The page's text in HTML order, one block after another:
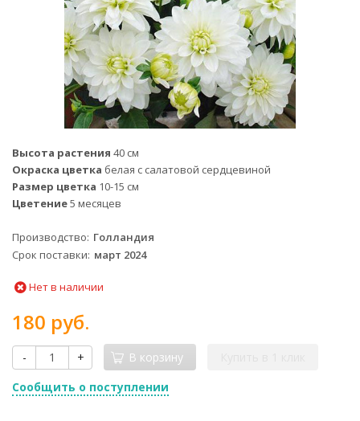
Высота растения 40 см
Окраска цветка белая с салатовой сердцевиной
Размер цветка 10-15 см
Цветение5 месяцев
Производство Голландия
Срок поставки март 2024
Нет в наличии
180 руб.
- + В корзину
Сообщить о поступлении